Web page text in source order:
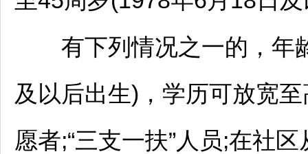
有下列情况之一的，年
及以后出生)，学历可放宽
愿者;“三支一扶”人员;在社